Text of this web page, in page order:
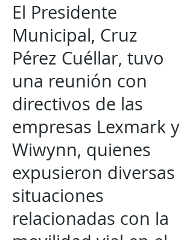
El Presidente
Municipal, Cruz
Pérez Cuéllar, tuvo
una reunión con
directivos de las
empresas Lexmark y
Wiwynn, quienes
expusieron diversas
situaciones
relacionadas con la